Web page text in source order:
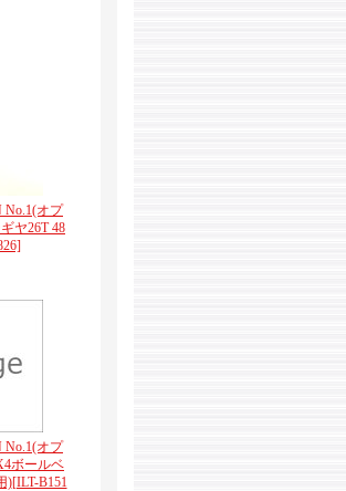
No.1(オプ
ヤ26T 48
No.1(オプ
ボールベ
)[ILT-B151